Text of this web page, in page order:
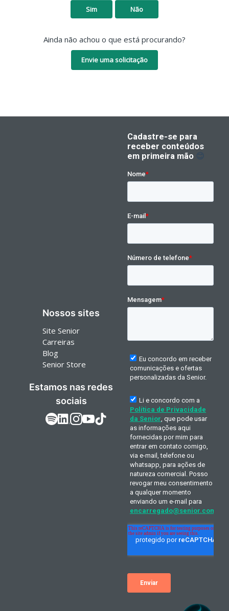
Sim Não
Ainda não achou o que está procurando?
Envie uma solicitação
Nossos sites
Site Senior
Carreiras
Blog
Senior Store
Estamos nas redes
sociais